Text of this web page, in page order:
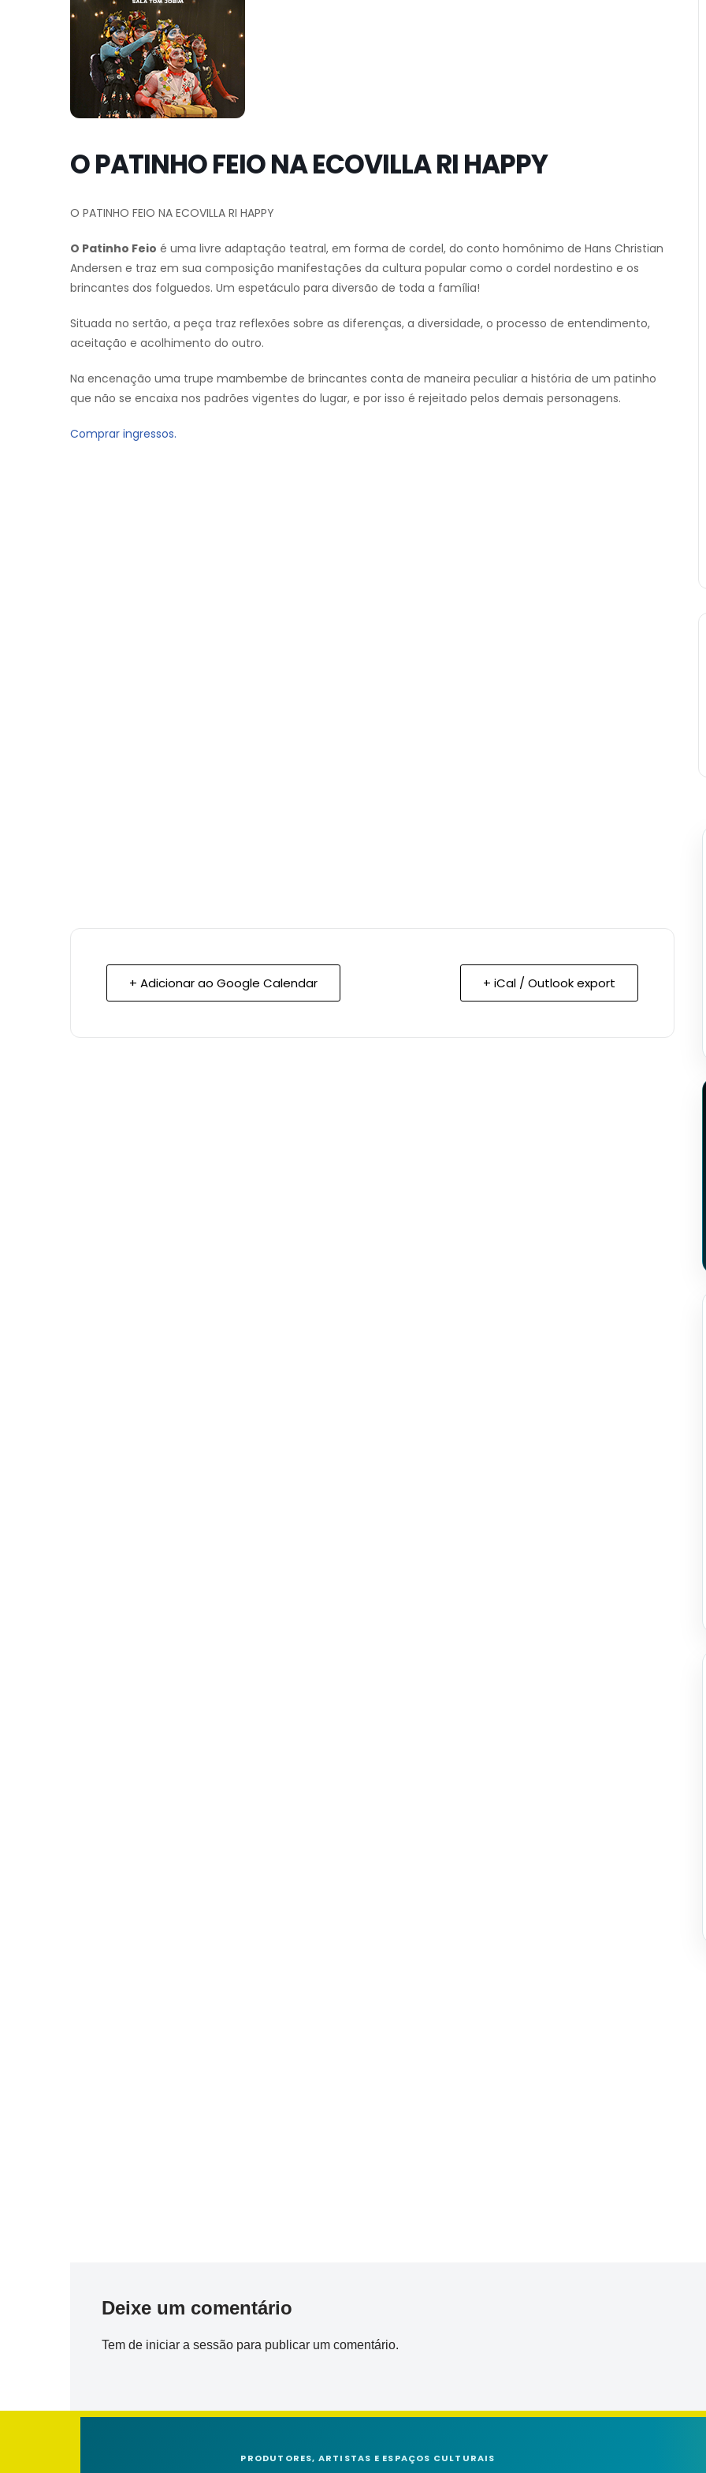
O PATINHO FEIO NA ECOVILLA RI HAPPY
O PATINHO FEIO NA ECOVILLA RI HAPPY
O Patinho Feio é uma livre adaptação teatral, em forma de cordel, do conto homônimo de Hans Christian
Andersen e traz em sua composição manifestações da cultura popular como o cordel nordestino e os
brincantes dos folguedos. Um espetáculo para diversão de toda a família!
Situada no sertão, a peça traz reflexões sobre as diferenças, a diversidade, o processo de entendimento,
aceitação e acolhimento do outro.
Na encenação uma trupe mambembe de brincantes conta de maneira peculiar a história de um patinho
que não se encaixa nos padrões vigentes do lugar, e por isso é rejeitado pelos demais personagens.
Comprar ingressos.
+ Adicionar ao Google Calendar + iCal / Outlook export
Deixe um comentário
Tem de iniciar a sessão para publicar um comentário.
PRODUTORES, ARTISTAS E ESPAÇOS CULTURAIS